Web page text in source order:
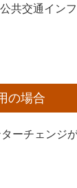
共交通イン
の場合
ーチェンジ